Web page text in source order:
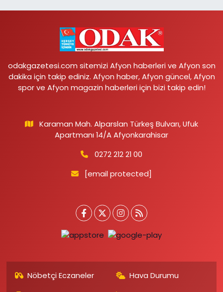
odakgazetesi.com sitemizi Afyon haberleri ve Afyon son
dakika için takip ediniz. Afyon haber, Afyon güncel, Afyon
spor ve Afyon magazin haberleri için bizi takip edin!
Karaman Mah. Alparslan Türkeş Bulvarı, Ufuk
Apartmanı 14/A Afyonkarahisar
0272 212 21 00
[email protected]
Nöbetçi Eczaneler
Hava Durumu